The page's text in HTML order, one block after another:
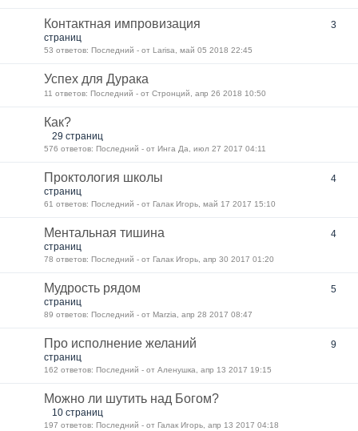
Контактная импровизация
3
страниц
53 ответов: Последний - от Larisa, май 05 2018 22:45
Успех для Дурака
11 ответов: Последний - от Стронций, апр 26 2018 10:50
Как?
29 страниц
576 ответов: Последний - от Инга Да, июл 27 2017 04:11
Проктология школы
4
страниц
61 ответов: Последний - от Галак Игорь, май 17 2017 15:10
Ментальная тишина
4
страниц
78 ответов: Последний - от Галак Игорь, апр 30 2017 01:20
Мудрость рядом
5
страниц
89 ответов: Последний - от Marzia, апр 28 2017 08:47
Про исполнение желаний
9
страниц
162 ответов: Последний - от Аленушка, апр 13 2017 19:15
Можно ли шутить над Богом?
10 страниц
197 ответов: Последний - от Галак Игорь, апр 13 2017 04:18